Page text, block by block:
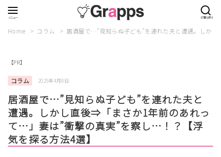
Home コラム 居酒屋で…”見知らぬ子ども”を連れた夫と遭遇。しか
【PR】
コラム 2025年4月8日
居酒屋で…”見知らぬ子ども”を連れた夫と
遭遇。しかし直後⇒「まさか1年前のあれっ
て…」妻は”衝撃の真実”を察し…！？【浮
気を探る方法4選】